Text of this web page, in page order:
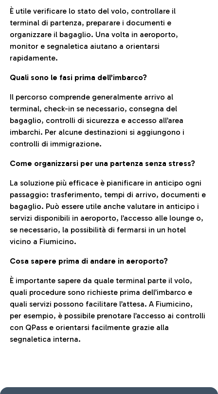
È utile verificare lo stato del volo, controllare il
terminal di partenza, preparare i documenti e
organizzare il bagaglio. Una volta in aeroporto,
monitor e segnaletica aiutano a orientarsi
rapidamente.
Quali sono le fasi prima dell’imbarco?
Il percorso comprende generalmente arrivo al
terminal, check-in se necessario, consegna del
bagaglio, controlli di sicurezza e accesso all’area
imbarchi. Per alcune destinazioni si aggiungono i
controlli di immigrazione.
Come organizzarsi per una partenza senza stress?
La soluzione più efficace è pianificare in anticipo ogni
passaggio: trasferimento, tempi di arrivo, documenti e
bagaglio. Può essere utile anche valutare in anticipo i
servizi disponibili in aeroporto, l’accesso alle lounge o,
se necessario, la possibilità di fermarsi in un hotel
vicino a Fiumicino.
Cosa sapere prima di andare in aeroporto?
È importante sapere da quale terminal parte il volo,
quali procedure sono richieste prima dell’imbarco e
quali servizi possono facilitare l’attesa. A Fiumicino,
per esempio, è possibile prenotare l’accesso ai controlli
con QPass e orientarsi facilmente grazie alla
segnaletica interna.